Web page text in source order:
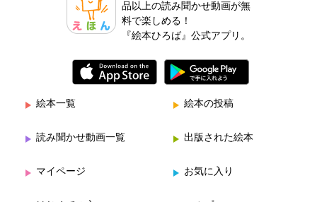
品以上の読み聞かせ動画が無
料で楽しめる！
『絵本ひろば』公式アプリ。
絵本一覧 絵本の投稿
読み聞かせ動画一覧 出版された絵本
マイページ お気に入り